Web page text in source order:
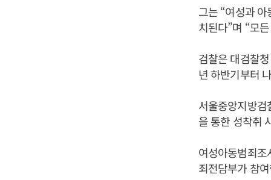
그는 “여성과
치된다”며 “모
검찰은 대검찰
년 하반기부터
서울중앙지방검
을 통한 성착취
여성아동범죄
죄전담부가 참